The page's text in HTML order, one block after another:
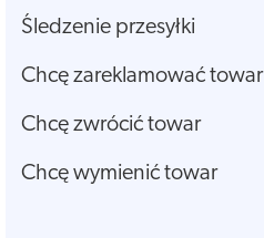
Śledzenie przesyłki
Chcę zareklamować towar
Chcę zwrócić towar
Chcę wymienić towar